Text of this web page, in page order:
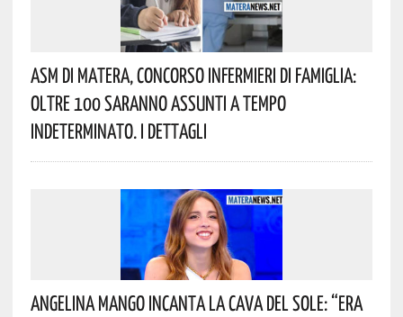
Asm Di Matera, Concorso Infermieri Di Famiglia:
Oltre 100 Saranno Assunti A Tempo
Indeterminato. I Dettagli
Angelina Mango Incanta La Cava Del Sole: “era